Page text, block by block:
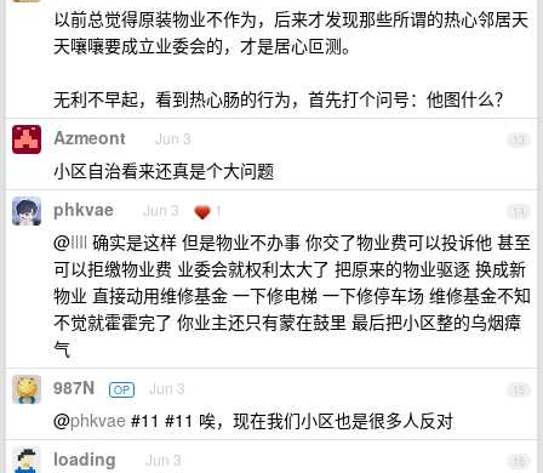
以前总觉得原装物业不作为，后来才发现那些所谓的热心邻居天
天嚷嚷要成立业委会的，才是居心叵测。
无利不早起，看到热心肠的行为，首先打个问号：他图什么？
13
Azmeont Jun 3
小区自治看来还真是个大问题
14
phkvae Jun 3 1
@IlIl 确实是这样 但是物业不办事 你交了物业费可以投诉他 甚至
可以拒缴物业费 业委会就权利太大了 把原来的物业驱逐 换成新
物业 直接动用维修基金 一下修电梯 一下修停车场 维修基金不知
不觉就霍霍完了 你业主还只有蒙在鼓里 最后把小区整的乌烟瘴
气
15
987N OP Jun 3
@phkvae #11 #11 唉，现在我们小区也是很多人反对
16
loading Jun 3